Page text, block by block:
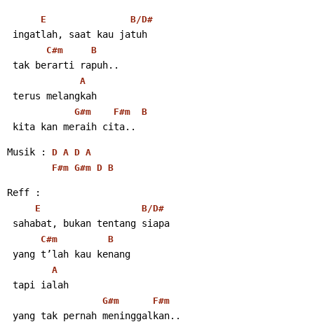
E B/D#
ingatlah, saat kau jatuh
C#m B
tak berarti rapuh..
A
terus melangkah
G#m F#m B
kita kan meraih cita..
Musik : D A D A
F#m G#m D B
Reff :
E B/D#
sahabat, bukan tentang siapa
C#m B
yang t’lah kau kenang
A
tapi ialah
G#m F#m
yang tak pernah meninggalkan..